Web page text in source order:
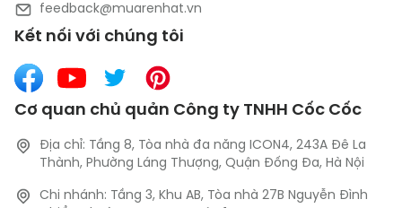
feedback@muarenhat.vn
Kết nối với chúng tôi
Cơ quan chủ quản Công ty TNHH Cốc Cốc
Địa chỉ: Tầng 8, Tòa nhà đa năng ICON4, 243A Đê La
Thành, Phường Láng Thượng, Quận Đống Đa, Hà Nội
Chi nhánh: Tầng 3, Khu AB, Tòa nhà 27B Nguyễn Đình